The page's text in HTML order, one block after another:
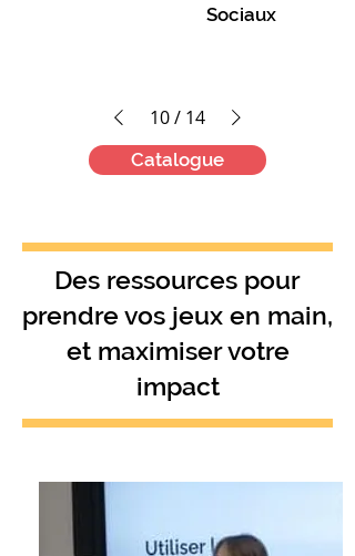
Sociaux
10/ 14
Catalogue
Des ressources pour
prendre vos jeux en main,
et maximiser votre
impact